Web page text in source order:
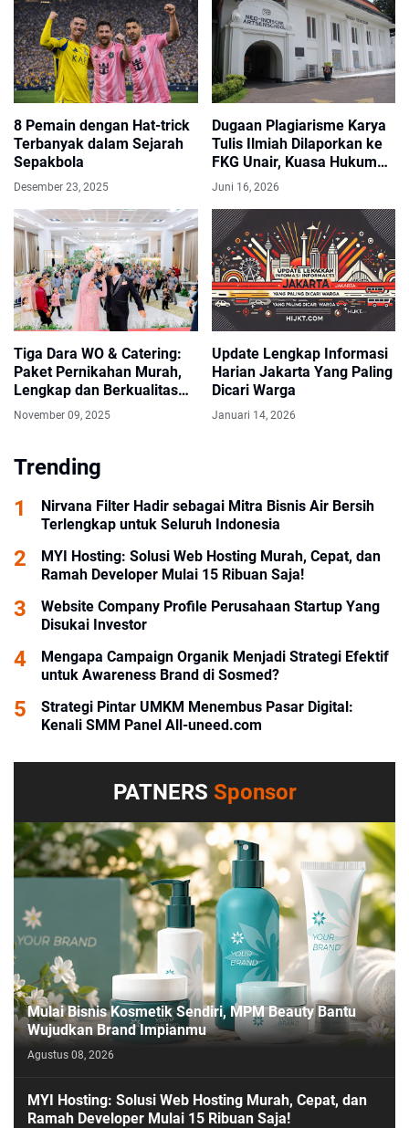
8 Pemain dengan Hat-trick
Terbanyak dalam Sejarah
Sepakbola
Desember 23, 2025
Dugaan Plagiarisme Karya
Tulis Ilmiah Dilaporkan ke
FKG Unair, Kuasa Hukum
Minta Investigasi
Transparan
Juni 16, 2026
Tiga Dara WO & Catering:
Paket Pernikahan Murah,
Lengkap dan Berkualitas
Sejak 2017
November 09, 2025
Update Lengkap Informasi
Harian Jakarta Yang Paling
Dicari Warga
Januari 14, 2026
Trending
Nirvana Filter Hadir sebagai Mitra Bisnis Air Bersih
Terlengkap untuk Seluruh Indonesia
MYI Hosting: Solusi Web Hosting Murah, Cepat, dan
Ramah Developer Mulai 15 Ribuan Saja!
Website Company Profile Perusahaan Startup Yang
Disukai Investor
Mengapa Campaign Organik Menjadi Strategi Efektif
untuk Awareness Brand di Sosmed?
Strategi Pintar UMKM Menembus Pasar Digital:
Kenali SMM Panel All-uneed.com
PATNERS Sponsor
Mulai Bisnis Kosmetik Sendiri, MPM Beauty Bantu
Wujudkan Brand Impianmu
Agustus 08, 2026
MYI Hosting: Solusi Web Hosting Murah, Cepat, dan
Ramah Developer Mulai 15 Ribuan Saja!